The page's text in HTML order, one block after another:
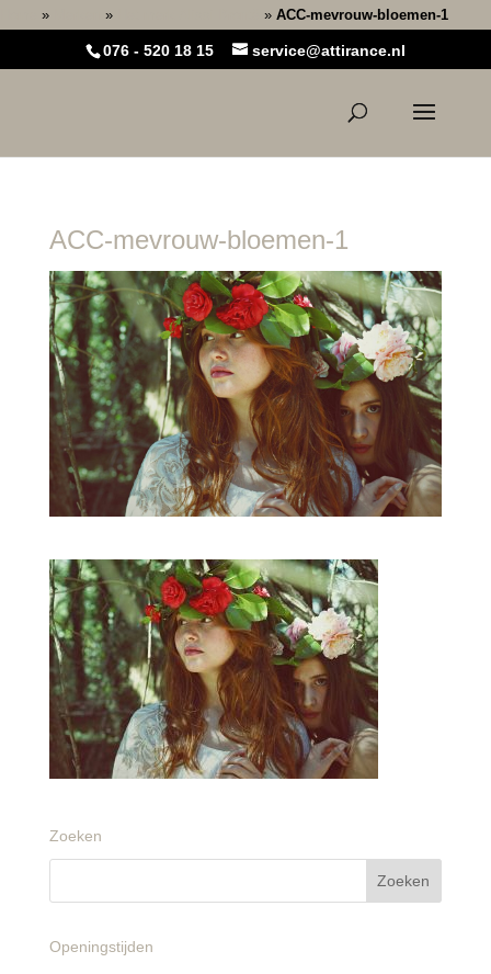
» » » ACC-mevrouw-bloemen-1
076 - 520 18 15 service@attirance.nl
ACC-mevrouw-bloemen-1
Zoeken
Openingstijden